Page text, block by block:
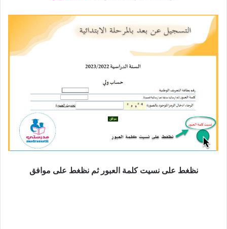
نظغط على نسيت كلمة العبور ثم نظغط على موافق